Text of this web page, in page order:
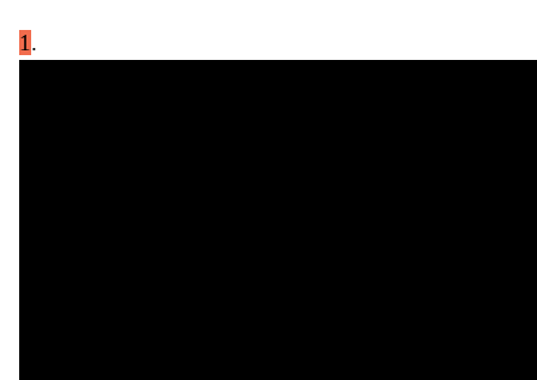
1 .